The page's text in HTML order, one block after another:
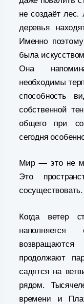
не создаёт лес.
деревья
Именно
была
Она
необходимы
способность
собственной
общего при
сегодня
Мир — это не
Это
сосуществовать.
Когда ветер
продолжают
садятся на
рядом.
времени и